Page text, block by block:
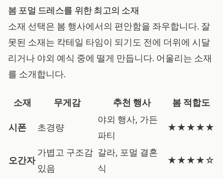
봄 포멀 드레스를 위한 최고의 소재
소재 선택은 봄 행사에서의 편안함을 좌우합니다. 잘
못된 소재는 칵테일 타임이 되기도 전에 더위에 시달
리거나 야외 예식 중에 떨게 만듭니다. 어울리는 소재
를 소개합니다.
소재 무게감 추천 행사 봄 적합도
시폰 초경량
야외 행사, 가든
파티
★★★★★
오간자
가볍고 구조감
있음
갈라, 포멀 결혼
식
★★★★☆